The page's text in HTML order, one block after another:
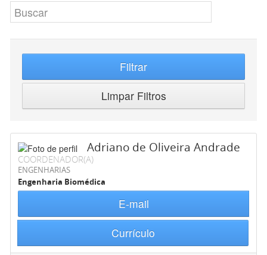
Filtrar
Limpar Filtros
Adriano de Oliveira Andrade
COORDENADOR(A)
ENGENHARIAS
Engenharia Biomédica
E-mail
Currículo